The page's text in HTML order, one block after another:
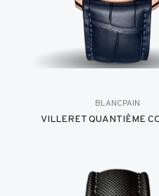
BLANCPAIN
VILLERET QUANTIÈME